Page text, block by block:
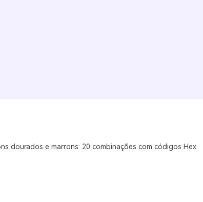
dourados e marrons: 20 combinações com códigos Hex